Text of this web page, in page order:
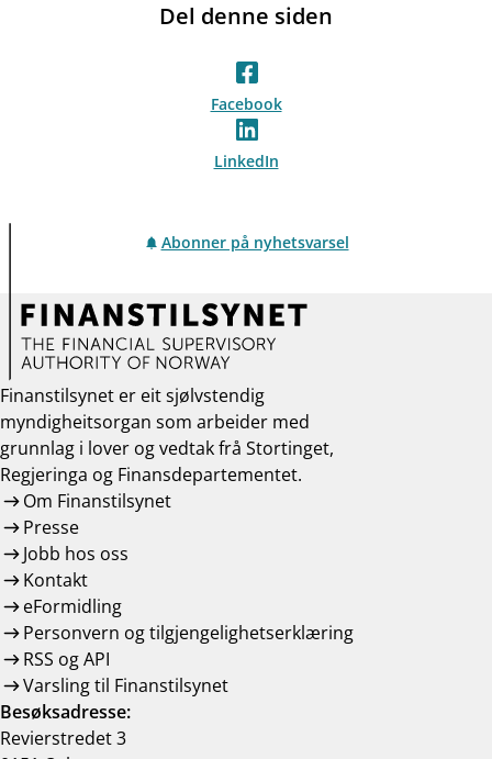
Del denne siden
Facebook
LinkedIn
Abonner på nyhetsvarsel
Finanstilsynet er eit sjølvstendig
myndigheitsorgan som arbeider med
grunnlag i lover og vedtak frå Stortinget,
Regjeringa og Finansdepartementet.
Om Finanstilsynet
Presse
Jobb hos oss
Kontakt
eFormidling
Personvern og tilgjengelighetserklæring
RSS og API
Varsling til Finanstilsynet
Besøksadresse:
Revierstredet 3